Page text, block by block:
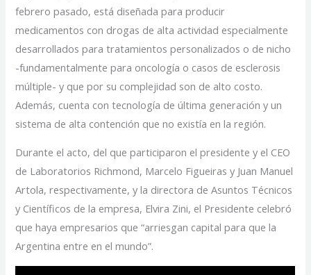
febrero pasado, está diseñada para producir
medicamentos con drogas de alta actividad especialmente
desarrollados para tratamientos personalizados o de nicho
-fundamentalmente para oncología o casos de esclerosis
múltiple- y que por su complejidad son de alto costo.
Además, cuenta con tecnología de última generación y un
sistema de alta contención que no existía en la región.
Durante el acto, del que participaron el presidente y el CEO
de Laboratorios Richmond, Marcelo Figueiras y Juan Manuel
Artola, respectivamente, y la directora de Asuntos Técnicos
y Científicos de la empresa, Elvira Zini, el Presidente celebró
que haya empresarios que “arriesgan capital para que la
Argentina entre en el mundo”.